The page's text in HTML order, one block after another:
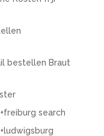
bestellen Braut
search